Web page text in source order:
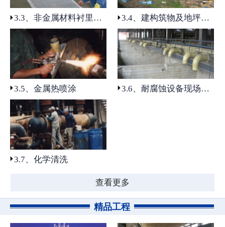
技术创新
4.1、聚脲喷涂防腐工程应用
4.2、光固化树脂防腐片材应用
专业实力
3.3、非金属材料衬里防腐工程 3.4、建构筑物及地坪防腐工程
3.5、金属热喷涂 3.6、耐腐蚀设备现场制作及安装
3.7、化学清洗
查看更多
精品工程